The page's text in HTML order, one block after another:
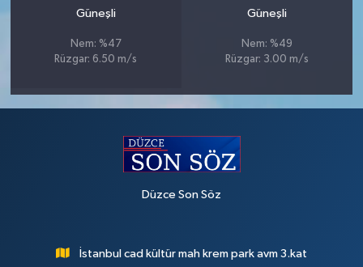
Güneşli
Nem: %47
Rüzgar: 6.50 m/s
Güneşli
Nem: %49
Rüzgar: 3.00 m/s
Düzce Son Söz
İstanbul cad kültür mah krem park avm 3.kat